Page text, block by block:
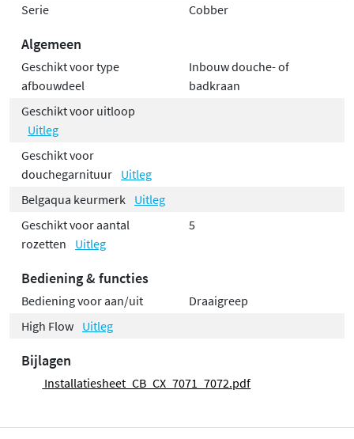
Serie
Cobber
Algemeen
Geschikt voor type
afbouwdeel
Inbouw douche- of
badkraan
Geschikt voor uitloop
Uitleg
Geschikt voor
douchegarnituur Uitleg
Belgaqua keurmerk
Uitleg
Geschikt voor aantal
rozetten
Uitleg
5
Bediening & functies
Bediening voor aan/uit
Draaigreep
High Flow Uitleg
Bijlagen
Installatiesheet_CB_CX_7071_7072.pdf